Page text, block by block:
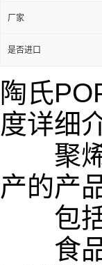
厂家
是否进口
陶氏
度详细
聚烯
产的产
包括
食品★